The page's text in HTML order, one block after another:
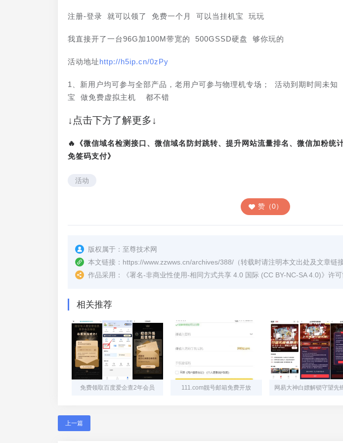
注册-登录 就可以领了 免费一个月 可以当挂机宝 玩玩
我直接开了一台96G加100M带宽的 500GSSD硬盘 够你玩的
活动地址http://h5ip.cn/0zPy
1、新用户均可参与全部产品，老用户可参与物理机专场； 活动到期时间
宝 做免费虚拟主机  都不错
↓点击下方了解更多↓
🔥《微信域名检测接口、微信域名防封跳转、提升网站流量排名、微信加粉统
免签码支付》
活动
赞（0）
版权属于： 至尊技术网
本文链接： https://www.zzwws.cn/archives/388/ （转载时请注明本文出处及文章链接
作品采用：
《署名-非商业性使用-相同方式共享 4.0 国际 (CC BY-NC-SA 4.0)》许
相关推荐
免费领取百度爱企查2年会员 111.com靓号邮箱免费开放
上一篇